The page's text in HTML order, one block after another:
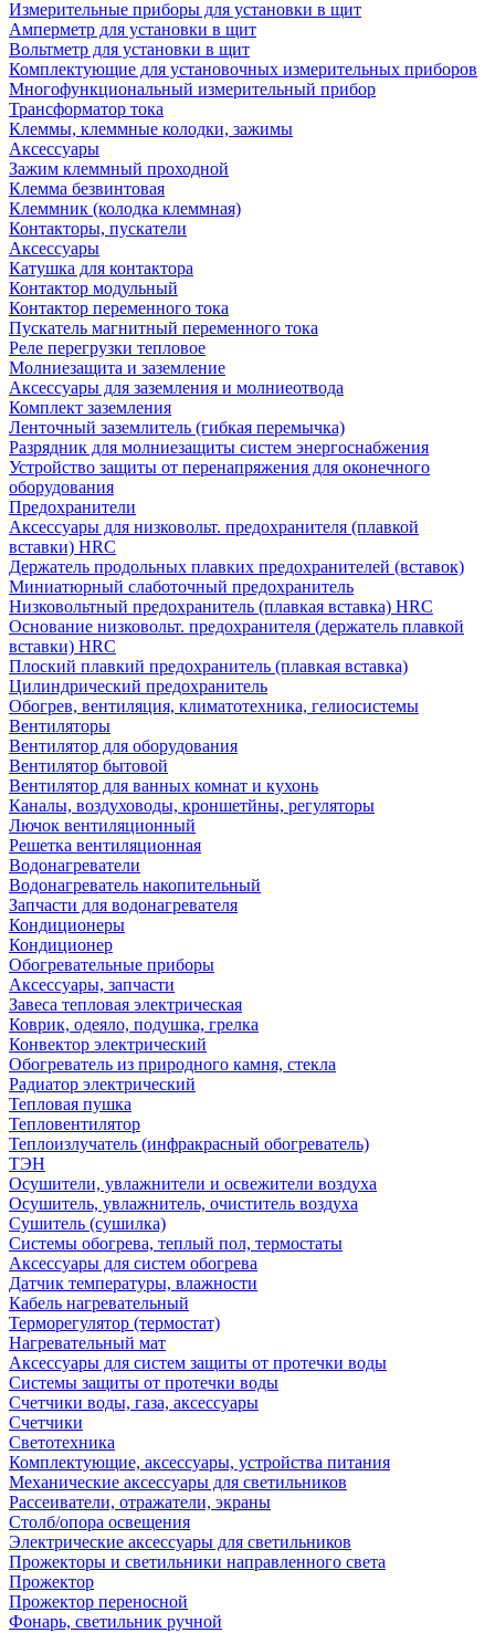
Измерительные приборы для установки в щит
Амперметр для установки в щит
Вольтметр для установки в щит
Комплектующие для установочных измерительных приборов
Многофункциональный измерительный прибор
Трансформатор тока
Клеммы, клеммные колодки, зажимы
Аксессуары
Зажим клеммный проходной
Клемма безвинтовая
Клеммник (колодка клеммная)
Контакторы, пускатели
Аксессуары
Катушка для контактора
Контактор модульный
Контактор переменного тока
Пускатель магнитный переменного тока
Реле перегрузки тепловое
Молниезащита и заземление
Аксессуары для заземления и молниеотвода
Комплект заземления
Ленточный заземлитель (гибкая перемычка)
Разрядник для молниезащиты систем энергоснабжения
Устройство защиты от перенапряжения для оконечного
оборудования
Предохранители
Аксессуары для низковольт. предохранителя (плавкой
вставки) HRC
Держатель продольных плавких предохранителей (вставок)
Миниатюрный слаботочный предохранитель
Низковольтный предохранитель (плавкая вставка) HRC
Основание низковольт. предохранителя (держатель плавкой
вставки) HRC
Плоский плавкий предохранитель (плавкая вставка)
Цилиндрический предохранитель
Обогрев, вентиляция, климатотехника, гелиосистемы
Вентиляторы
Вентилятор для оборудования
Вентилятор бытовой
Вентилятор для ванных комнат и кухонь
Каналы, воздуховоды, кроншетйны, регуляторы
Лючок вентиляционный
Решетка вентиляционная
Водонагреватели
Водонагреватель накопительный
Запчасти для водонагревателя
Кондиционеры
Кондиционер
Обогревательные приборы
Аксессуары, запчасти
Завеса тепловая электрическая
Коврик, одеяло, подушка, грелка
Конвектор электрический
Обогреватель из природного камня, стекла
Радиатор электрический
Тепловая пушка
Тепловентилятор
Теплоизлучатель (инфракрасный обогреватель)
ТЭН
Осушители, увлажнители и освежители воздуха
Осушитель, увлажнитель, очиститель воздуха
Сушитель (сушилка)
Системы обогрева, теплый пол, термостаты
Аксессуары для систем обогрева
Датчик температуры, влажности
Кабель нагревательный
Терморегулятор (термостат)
Нагревательный мат
Аксессуары для систем защиты от протечки воды
Системы защиты от протечки воды
Счетчики воды, газа, аксессуары
Счетчики
Светотехника
Комплектующие, аксессуары, устройства питания
Механические аксессуары для светильников
Рассеиватели, отражатели, экраны
Столб/опора освещения
Электрические аксессуары для светильников
Прожекторы и светильники направленного света
Прожектор
Прожектор переносной
Фонарь, светильник ручной